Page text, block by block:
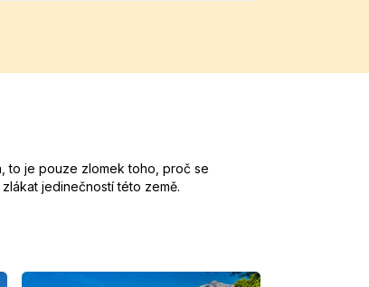
to je pouze zlomek toho, proč se
jedinečností této země.